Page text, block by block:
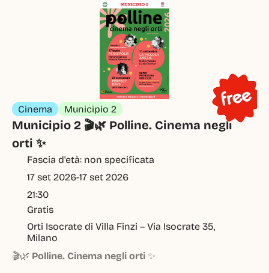
Cinema Municipio 2
Municipio 2 🎬🌿 Polline. Cinema negli
orti ✨
Fascia d'età: non specificata
17 set 2026-17 set 2026
21:30
Gratis
Orti Isocrate di Villa Finzi – Via Isocrate 35,
Milano
🎬🌿 Polline. Cinema negli orti ✨